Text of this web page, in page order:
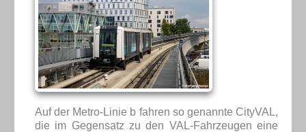
Auf der Metro-Linie b fahren so genannte CityVAL,
die im Gegensatz zu den VAL-Fahrzeugen eine